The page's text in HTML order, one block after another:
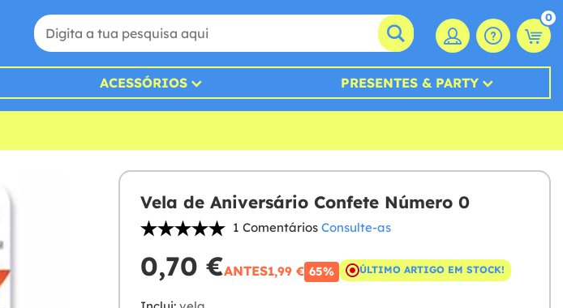
0
ACESSÓRIOS PRESENTES & PARTY
Vela de Aniversário Confete Número 0
1 Comentários Consulte-as
0,70 €ANTES1,99 € 65% ÚLTIMO ARTIGO EM STOCK!